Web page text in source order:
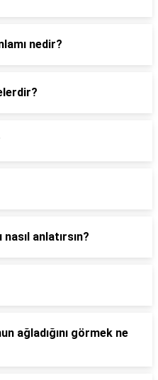
nedir?
anlatırsın?
ağladığını görmek ne